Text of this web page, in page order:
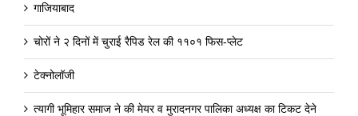
गाजियाबाद
चोरों ने २ दिनों में चुराई रैपिड रेल की ११०१ फिस-प्लेट
टेक्नोलॉजी
त्यागी भूमिहार समाज ने की मेयर व मुरादनगर पालिका अध्यक्ष का टिकट देने